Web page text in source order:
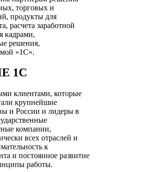
торговых и
продукты для
расчета заработной
кадрами,
решения,
«1С».
1С
клиентами, которые
крупнейшие
и России и лидеры в
компании,
всех отраслей и
к
и постоянное развитие
работы.